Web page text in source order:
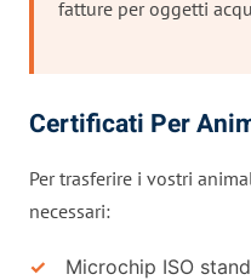
fatture per oggetti
Certificati Per
Per trasferire i vostri
necessari:
Microchip ISO